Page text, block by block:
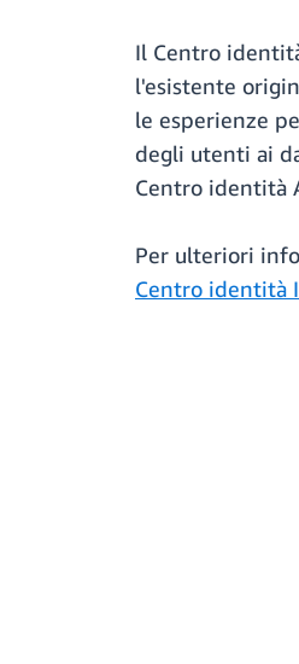
Il Centro
l'esistente
le esperienze
degli utenti ai
Centro identità
Per ulteriori
Centro identità